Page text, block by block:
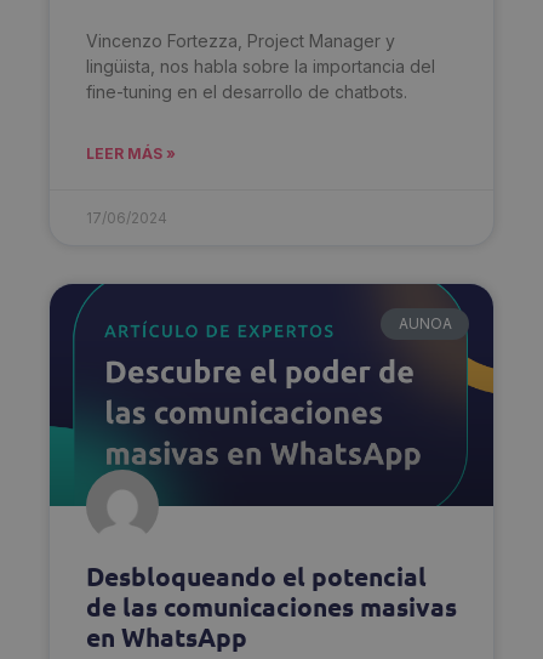
Vincenzo Fortezza, Project Manager y
lingüista, nos habla sobre la importancia del
fine-tuning en el desarrollo de chatbots.
LEER MÁS »
17/06/2024
AUNOA
Desbloqueando el potencial
de las comunicaciones masivas
en WhatsApp